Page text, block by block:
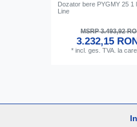
Dozator bere PYGMY 25 1
Line
MSRP 3.493,92
3.232,15
* incl. ges. TVA. la